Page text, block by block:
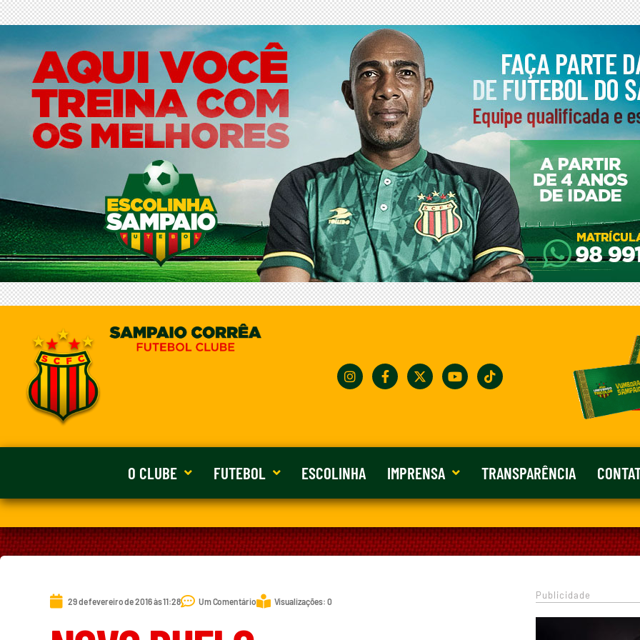
O CLUBE FUTEBOL ESCOLINHA IMPRENSA TRANSPARÊNCIA
29 de fevereiro de 2016 às 11:28 Um Comentário Visualizações: 0
Publicidade